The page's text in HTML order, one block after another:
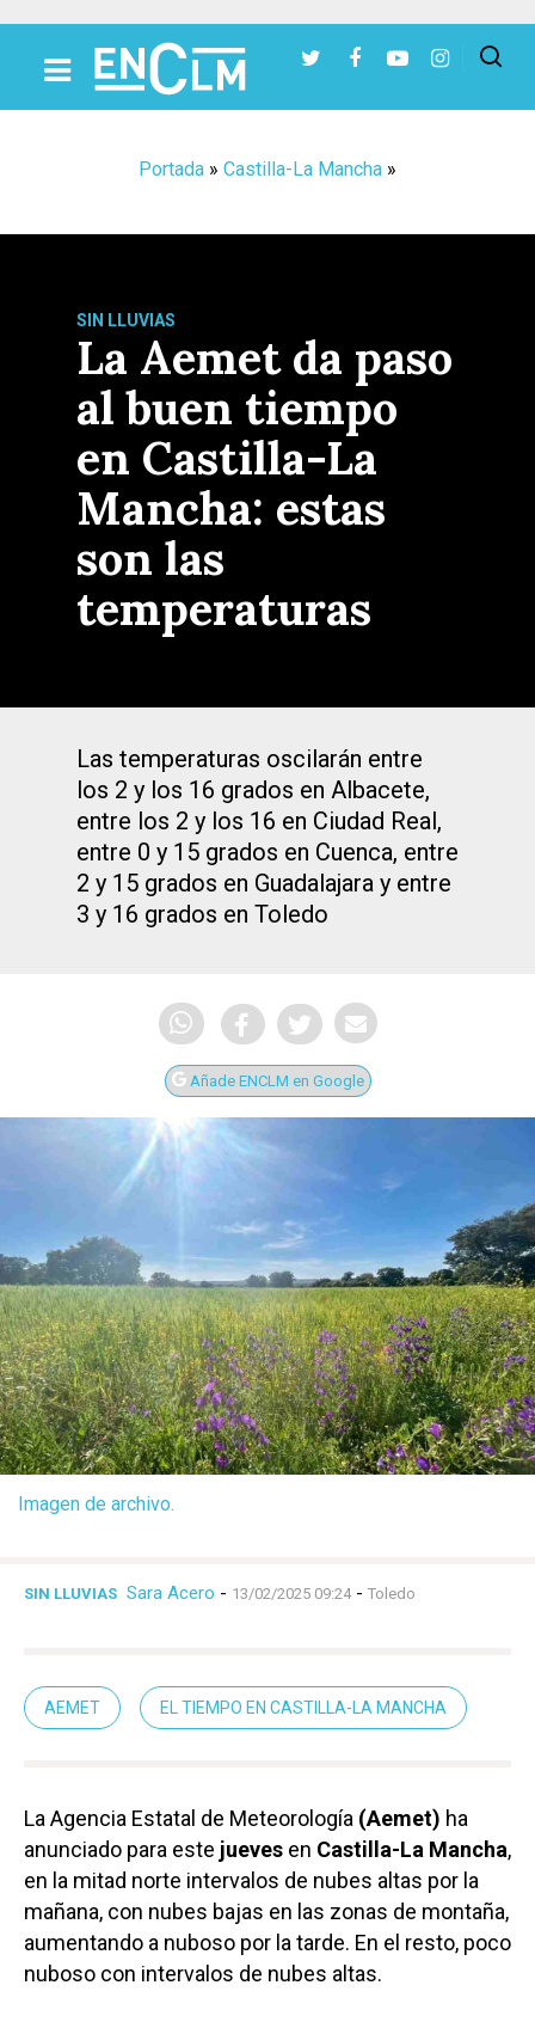
Portada » Castilla-La Mancha »
SIN LLUVIAS
La Aemet da paso
al buen tiempo
en Castilla-La
Mancha: estas
son las
temperaturas
Las temperaturas oscilarán entre
los 2 y los 16 grados en Albacete,
entre los 2 y los 16 en Ciudad Real,
entre 0 y 15 grados en Cuenca, entre
2 y 15 grados en Guadalajara y entre
3 y 16 grados en Toledo
Añade ENCLM en Google
Imagen de archivo.
SIN LLUVIAS Sara Acero - 13/02/2025 09:24- Toledo
AEMET EL TIEMPO EN CASTILLA-LA MANCHA
La Agencia Estatal de Meteorología (Aemet) ha
anunciado para este jueves en Castilla-La Mancha,
en la mitad norte intervalos de nubes altas por la
mañana, con nubes bajas en las zonas de montaña,
aumentando a nuboso por la tarde. En el resto, poco
nuboso con intervalos de nubes altas.